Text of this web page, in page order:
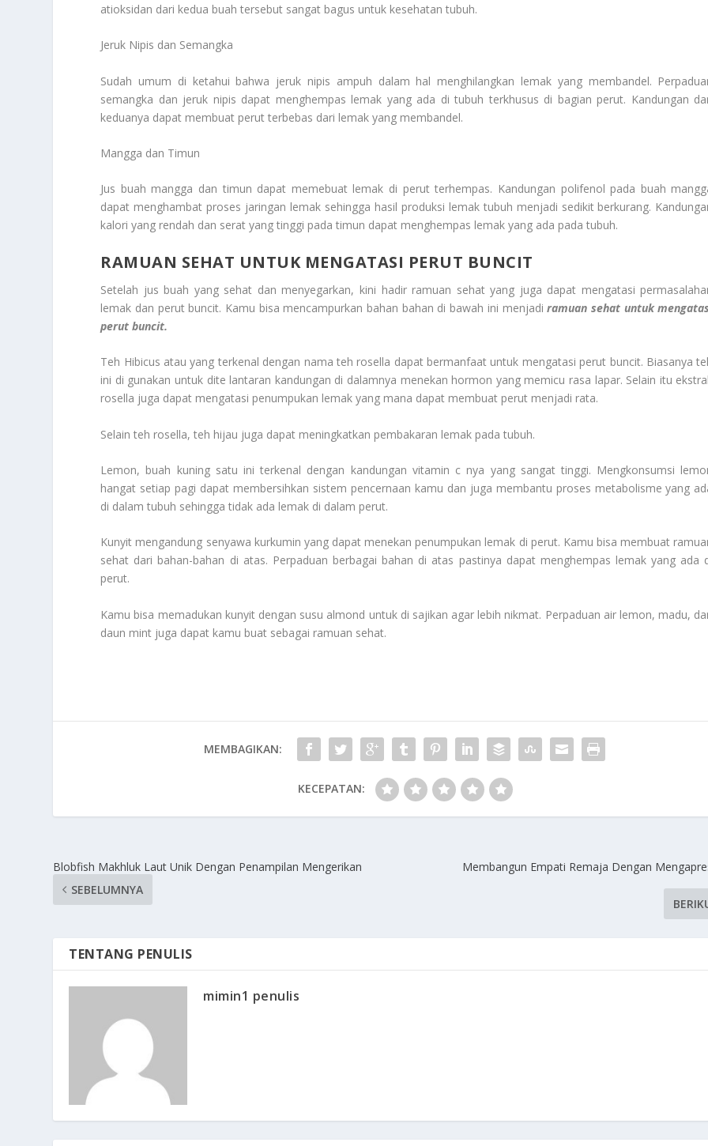
atioksidan dari kedua buah tersebut sangat bagus untuk kesehatan tubuh.
Jeruk Nipis dan Semangka
Sudah umum di ketahui bahwa jeruk nipis ampuh dalam hal menghilangkan lemak yang membandel.
semangka dan jeruk nipis dapat menghempas lemak yang ada di tubuh terkhusus di bagian perut. Kandungan
keduanya dapat membuat perut terbebas dari lemak yang membandel.
Mangga dan Timun
Jus buah mangga dan timun dapat memebuat lemak di perut terhempas. Kandungan polifenol pada buah
dapat menghambat proses jaringan lemak sehingga hasil produksi lemak tubuh menjadi sedikit berkurang.
kalori yang rendah dan serat yang tinggi pada timun dapat menghempas lemak yang ada pada tubuh.
RAMUAN SEHAT UNTUK MENGATASI PERUT BUNCIT
Setelah jus buah yang sehat dan menyegarkan, kini hadir ramuan sehat yang juga dapat mengatasi
lemak dan perut buncit. Kamu bisa mencampurkan bahan bahan di bawah ini menjadiramuan sehat untuk
perut buncit.
Teh Hibicus atau yang terkenal dengan nama teh rosella dapat bermanfaat untuk mengatasi perut buncit. Biasanya
ini di gunakan untuk dite lantaran kandungan di dalamnya menekan hormon yang memicu rasa lapar. Selain itu
rosella juga dapat mengatasi penumpukan lemak yang mana dapat membuat perut menjadi rata.
Selain teh rosella, teh hijau juga dapat meningkatkan pembakaran lemak pada tubuh.
Lemon, buah kuning satu ini terkenal dengan kandungan vitamin c nya yang sangat tinggi. Mengkonsumsi
hangat setiap pagi dapat membersihkan sistem pencernaan kamu dan juga membantu proses metabolisme yang
di dalam tubuh sehingga tidak ada lemak di dalam perut.
Kunyit mengandung senyawa kurkumin yang dapat menekan penumpukan lemak di perut. Kamu bisa membuat
sehat dari bahan-bahan di atas. Perpaduan berbagai bahan di atas pastinya dapat menghempas lemak yang ada
perut.
Kamu bisa memadukan kunyit dengan susu almond untuk di sajikan agar lebih nikmat. Perpaduan air lemon, madu,
daun mint juga dapat kamu buat sebagai ramuan sehat.
MEMBAGIKAN:
KECEPATAN:
Blobfish Makhluk Laut Unik Dengan Penampilan Mengerikan
SEBELUMNYA
Membangun Empati Remaja Dengan
TENTANG PENULIS
mimin1 penulis